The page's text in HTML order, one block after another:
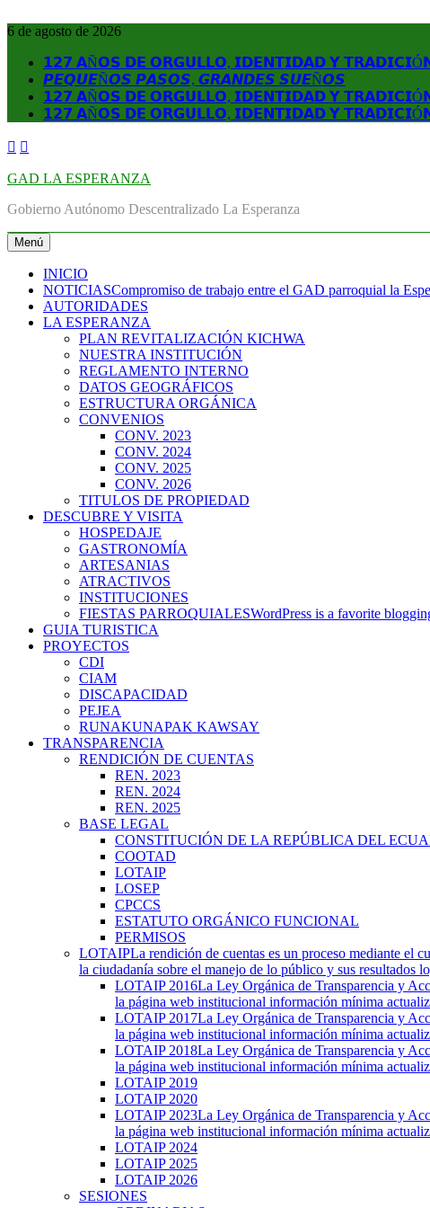
al
6 de agosto de 2026
𝟭𝟮𝟳 𝗔Ñ𝗢𝗦 𝗗𝗘 𝗢𝗥𝗚𝗨𝗟𝗟𝗢, 𝗜𝗗𝗘𝗡𝗧𝗜𝗗𝗔𝗗 𝗬 𝗧𝗥𝗔𝗗𝗜𝗖𝗜Ó𝗡
𝙋𝙀𝙌𝙐𝙀Ñ𝙊𝙎 𝙋𝘼𝙎𝙊𝙎, 𝙂𝙍𝘼𝙉𝘿𝙀𝙎 𝙎𝙐𝙀Ñ𝙊𝙎
𝟭𝟮𝟳 𝗔Ñ𝗢𝗦 𝗗𝗘 𝗢𝗥𝗚𝗨𝗟𝗟𝗢, 𝗜𝗗𝗘𝗡𝗧𝗜𝗗𝗔𝗗 𝗬 𝗧𝗥𝗔𝗗𝗜𝗖𝗜Ó𝗡
𝟭𝟮𝟳 𝗔Ñ𝗢𝗦 𝗗𝗘 𝗢𝗥𝗚𝗨𝗟𝗟𝗢, 𝗜𝗗𝗘𝗡𝗧𝗜𝗗𝗔𝗗 𝗬 𝗧𝗥𝗔𝗗𝗜𝗖𝗜Ó𝗡
GAD LA ESPERANZA
Gobierno Autónomo Descentralizado La Esperanza
Menú
INICIO
NOTICIASCompromiso de trabajo entre el GAD parroquial la
AUTORIDADES
LA ESPERANZA
PLAN REVITALIZACIÓN KICHWA
NUESTRA INSTITUCIÓN
REGLAMENTO INTERNO
DATOS GEOGRÁFICOS
ESTRUCTURA ORGÁNICA
CONVENIOS
CONV. 2023
CONV. 2024
CONV. 2025
CONV. 2026
TITULOS DE PROPIEDAD
DESCUBRE Y VISITA
HOSPEDAJE
GASTRONOMÍA
ARTESANIAS
ATRACTIVOS
INSTITUCIONES
FIESTAS PARROQUIALESWordPress is a favorite
GUIA TURISTICA
PROYECTOS
CDI
CIAM
DISCAPACIDAD
PEJEA
RUNAKUNAPAK KAWSAY
TRANSPARENCIA
RENDICIÓN DE CUENTAS
REN. 2023
REN. 2024
REN. 2025
BASE LEGAL
CONSTITUCIÓN DE LA REPÚBLICA DEL
COOTAD
LOTAIP
LOSEP
CPCCS
ESTATUTO ORGÁNICO FUNCIONAL
PERMISOS
LOTAIPLa rendición de cuentas es un proceso mediante el
la ciudadanía sobre el manejo de lo público y sus resultados
LOTAIP 2016La Ley Orgánica de Transparencia y
la página web institucional información mínima
LOTAIP 2017La Ley Orgánica de Transparencia y
la página web institucional información mínima
LOTAIP 2018La Ley Orgánica de Transparencia y
la página web institucional información mínima
LOTAIP 2019
LOTAIP 2020
LOTAIP 2023La Ley Orgánica de Transparencia y
la página web institucional información mínima
LOTAIP 2024
LOTAIP 2025
LOTAIP 2026
SESIONES